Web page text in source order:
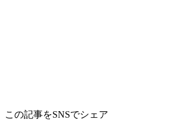
この記事をSNSでシェア